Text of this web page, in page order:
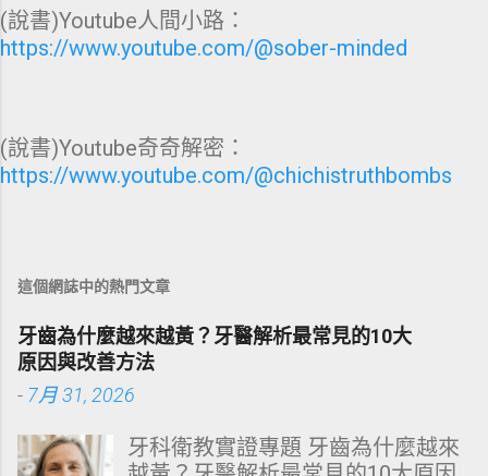
(說書)Youtube人間小路：
https://www.youtube.com/@sober-minded
(說書)Youtube奇奇解密：
https://www.youtube.com/@chichistruthbombs
這個網誌中的熱門文章
牙齒為什麼越來越黃？牙醫解析最常見的10大
原因與改善方法
- 7月 31, 2026
牙科衛教實證專題 牙齒為什麼越來